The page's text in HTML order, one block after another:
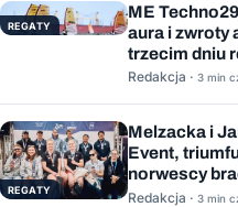
REGATY
ME
aura i zwroty
trzecim dniu
Redakcja · 3 min
REGATY
Melzacka i
Event,
norwescy
Redakcja · 3 min